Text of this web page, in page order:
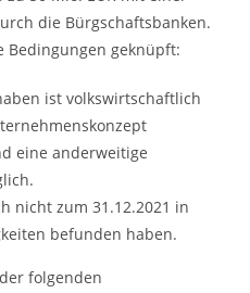
die Bürgschaftsbanken.
Bedingungen geknüpft:
ist volkswirtschaftlich
eine anderweitige
nicht zum 31.12.2021 in
befunden haben.
folgenden